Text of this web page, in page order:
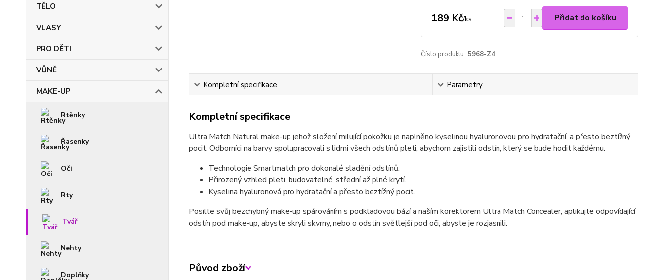
TĚLO
VLASY
PRO DĚTI
VŮNĚ
MAKE-UP
Rtěnky
Řasenky
Oči
Rty
Tvář
Nehty
Doplňky
189 Kč/ks Přidat do košíku
Číslo produktu: 5968-Z4
Kompletní specifikace Parametry
Kompletní specifikace
Ultra Match Natural make-up jehož složení milující pokožku je naplněno kyselinou hyaluronovou pro hydratační, a přesto beztížný
pocit. Odborníci na barvy spolupracovali s lidmi všech odstínů pleti, abychom zajistili odstín, který se bude hodit každému.
Technologie Smartmatch pro dokonalé sladění odstínů.
Přirozený vzhled pleti, budovatelné, střední až plné krytí.
Kyselina hyaluronová pro hydratační a přesto beztížný pocit.
Posilte svůj bezchybný make-up spárováním s podkladovou bází a naším korektorem Ultra Match Concealer, aplikujte odpovídající
odstín pod make-up, abyste skryli skvrny, nebo o odstín světlejší pod oči, abyste je rozjasnili.
Původ zboží